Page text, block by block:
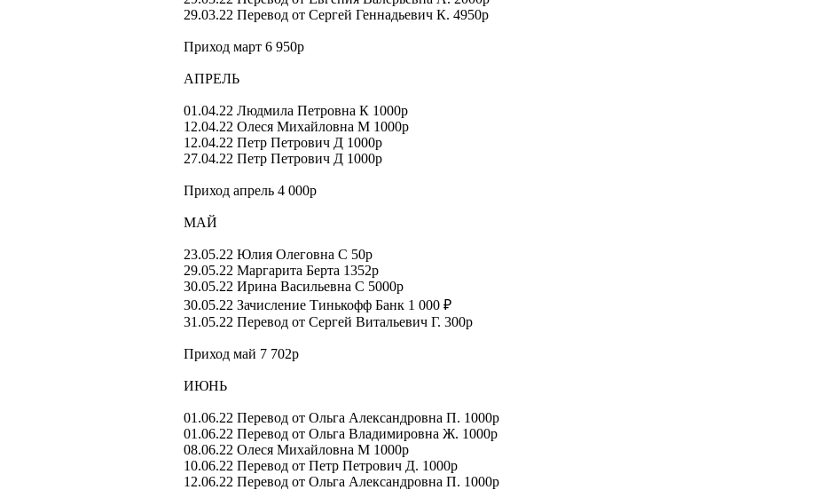
29.03.22 Перевод от Сергей Геннадьевич К. 4950р
Приход март 6 950р
АПРЕЛЬ
01.04.22 Людмила Петровна К 1000р
12.04.22 Олеся Михайловна М 1000р
12.04.22 Петр Петрович Д 1000р
27.04.22 Петр Петрович Д 1000р
Приход апрель 4 000р
МАЙ
23.05.22 Юлия Олеговна С 50р
29.05.22 Маргарита Берта 1352р
30.05.22 Ирина Васильевна С 5000р
30.05.22 Зачисление Тинькофф Банк 1 000 ₽
31.05.22 Перевод от Сергей Витальевич Г. 300р
Приход май 7 702р
ИЮНЬ
01.06.22 Перевод от Ольга Александровна П. 1000р
01.06.22 Перевод от Ольга Владимировна Ж. 1000р
08.06.22 Олеся Михайловна М 1000р
10.06.22 Перевод от Петр Петрович Д. 1000р
12.06.22 Перевод от Ольга Александровна П. 1000р